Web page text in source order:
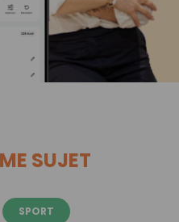
SUJET
SPORT